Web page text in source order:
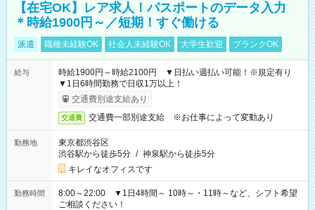
【在宅OK】レア求人！パスポートのデータ入力
＊時給1900円～／短期！すぐ働ける
派遣 職種未経験OK 社会人未経験OK 大学生歓迎 ブランクOK
給与
時給1900円～時給2100円 ▼日払い週払い可能！※規定有り
▼1日6時間勤務で日収1万以上！
交通費別途支給あり
交通費 交通費一部別途支給 ※お仕事によって変動あり
勤務地
東京都渋谷区
渋谷駅から徒歩5分 / 神泉駅から徒歩5分
キレイなオフィスです
勤務時間
8:00～22:00 ▼1日4時間～ 10時～・11時～など、シフト希望
ご相談ください！